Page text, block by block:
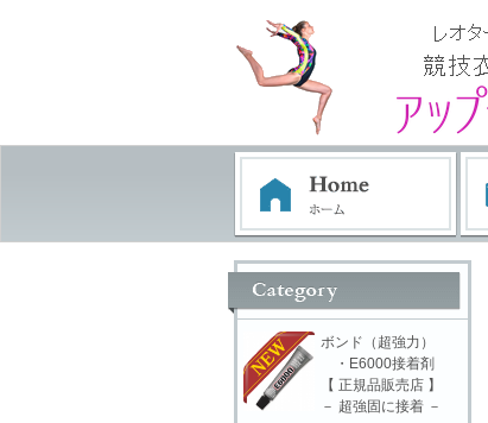
ボンド（超強力）
・E6000接着剤
【 正規品販売店 】
－ 超強固に接着 －